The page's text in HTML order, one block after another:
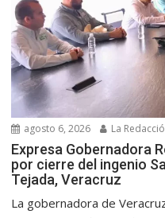
agosto 6, 2026 La
Expresa Gobernadora
por cierre del ingenio
Tejada, Veracruz
La gobernadora de